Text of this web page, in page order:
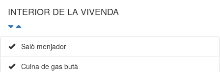
INTERIOR DE LA VIVENDA
Salò menjador
Cuina de gas butà